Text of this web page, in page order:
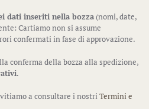
dati inseriti nella bozza(nomi, date,
Cartiamo non si assume
confermati in fase di approvazione.
conferma della bozza alla spedizione,
.
a consultare i nostriTermini e